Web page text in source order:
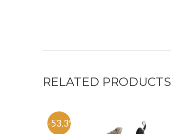
RELATED PRODUCTS
-53.3%